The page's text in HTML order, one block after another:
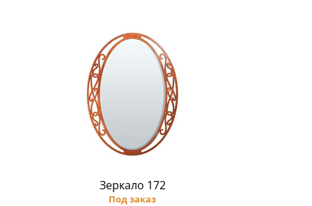
Зеркало 172
Под заказ